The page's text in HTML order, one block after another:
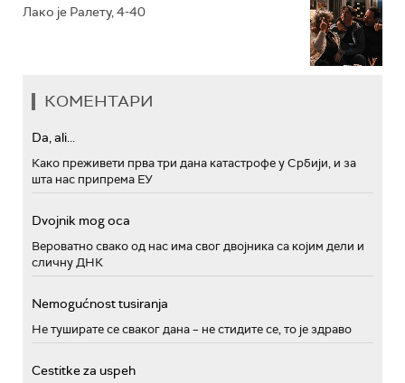
Лако је Ралету, 4-40
КОМЕНТАРИ
Da, ali...
Како преживети прва три дана катастрофе у Србији, и за
шта нас припрема ЕУ
Dvojnik mog oca
Вероватно свако од нас има свог двојника са којим дели и
сличну ДНК
Nemogućnost tusiranja
Не туширате се сваког дана – не стидите се, то је здраво
Cestitke za uspeh